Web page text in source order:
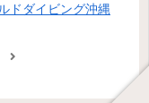
ドダイビング沖縄